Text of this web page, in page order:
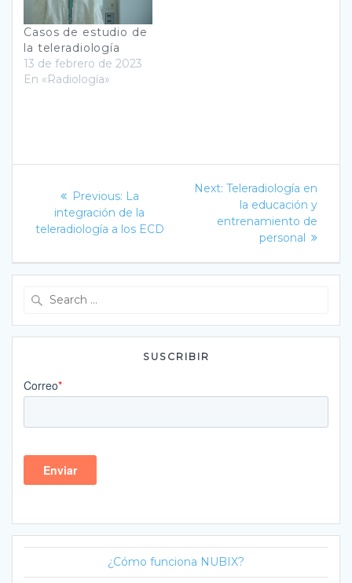
Casos de estudio de
la teleradiología
13 de febrero de 2023
En «Radiología»
entradas
Previous: Previous
post:
La
integración de la
teleradiología a los ECD
Next: Next
post:
Teleradiología en
la educación y
entrenamiento de
personal
SUSCRIBIR
¿Cómo funciona NUBIX?